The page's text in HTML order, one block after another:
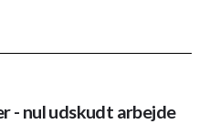
- nul udskudt arbejde